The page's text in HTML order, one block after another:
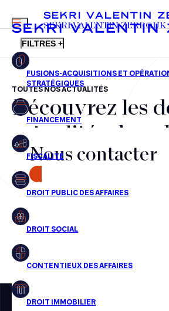
FR EN
MENU
SEKRI VALENTIN ZERROUK
FILTRES +
Fusions-acquisitions et opérations
Financement
Fiscalité
Droit public des affaires
Droit social
Droit immobilier
Restructuring
TOUTES NOS ACTUALITÉS
Découvrez les
actualités du
nos
transactions,
jour
Aucun résultats pour cette recherche
Nous contacter